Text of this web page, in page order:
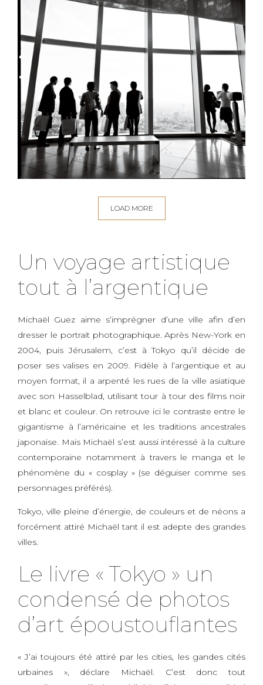
LOAD MORE
Un voyage artistique
tout à l’argentique
Michaël Guez aime s’imprégner d’une ville afin d’en
dresser le portrait photographique. Après New-York en
2004, puis Jérusalem, c’est à Tokyo qu’il décide de
poser ses valises en 2009. Fidèle à l’argentique et au
moyen format, il a arpenté les rues de la ville asiatique
avec son Hasselblad, utilisant tour à tour des films noir
et blanc et couleur. On retrouve ici le contraste entre le
gigantisme à l’américaine et les traditions ancestrales
japonaise. Mais Michaël s’est aussi intéressé à la culture
contemporaine notamment à travers le manga et le
phénomène du « cosplay » (se déguiser comme ses
personnages préférés).
Tokyo, ville pleine d’énergie, de couleurs et de néons a
forcément attiré Michaël tant il est adepte des grandes
villes.
Le livre « Tokyo » un
condensé de photos
d’art époustouflantes
« J’ai toujours été attiré par les cities, les gandes cités
urbaines », déclare Michaël. C’est donc tout